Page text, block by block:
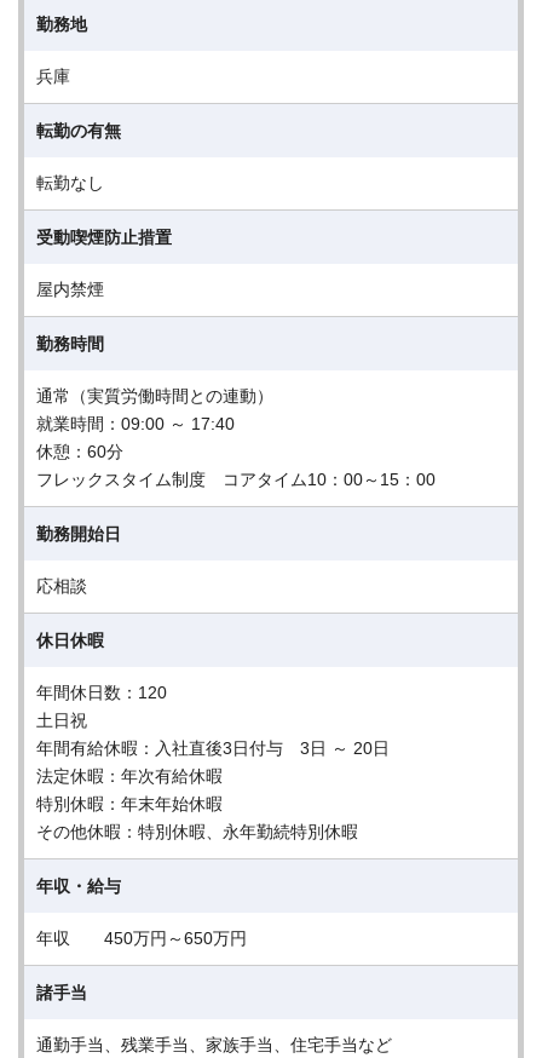
勤務地
兵庫
転勤の有無
転勤なし
受動喫煙防止措置
屋内禁煙
勤務時間
通常（実質労働時間との連動）
就業時間：09:00 ～ 17:40
休憩：60分
フレックスタイム制度 コアタイム10：00～15：00
勤務開始日
応相談
休日休暇
年間休日数：120
土日祝
年間有給休暇：入社直後3日付与 3日 ～ 20日
法定休暇：年次有給休暇
特別休暇：年末年始休暇
その他休暇：特別休暇、永年勤続特別休暇
年収・給与
年収 450万円～650万円
諸手当
通勤手当、残業手当、家族手当、住宅手当など